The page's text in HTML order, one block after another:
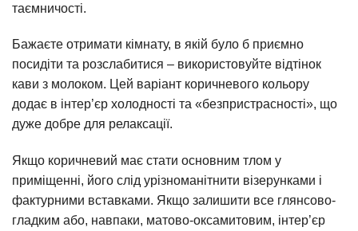
таємничості.
Бажаєте отримати кімнату, в якій було б приємно
посидіти та розслабитися – використовуйте відтінок
кави з молоком. Цей варіант коричневого кольору
додає в інтер’єр холодності та «безпристрасності», що
дуже добре для релаксації.
Якщо коричневий має стати основним тлом у
приміщенні, його слід урізноманітнити візерунками і
фактурними вставками. Якщо залишити все глянсово-
гладким або, навпаки, матово-оксамитовим, інтер’єр